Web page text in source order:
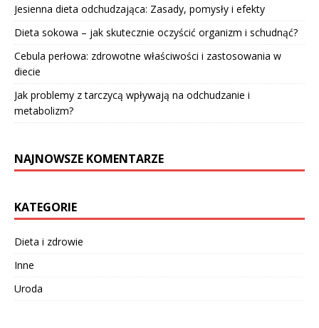
Jesienna dieta odchudzająca: Zasady, pomysły i efekty
Dieta sokowa – jak skutecznie oczyścić organizm i schudnąć?
Cebula perłowa: zdrowotne właściwości i zastosowania w
diecie
Jak problemy z tarczycą wpływają na odchudzanie i
metabolizm?
NAJNOWSZE KOMENTARZE
KATEGORIE
Dieta i zdrowie
Inne
Uroda